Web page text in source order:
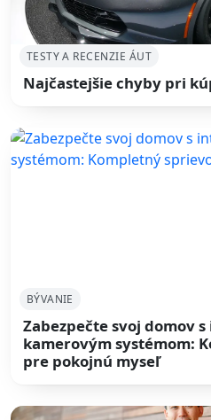
TESTY A RECENZIE ÁUT
Najčastejšie chyby pri
BÝVANIE
Zabezpečte svoj domov
kamerovým systémom:
pre pokojnú myseľ